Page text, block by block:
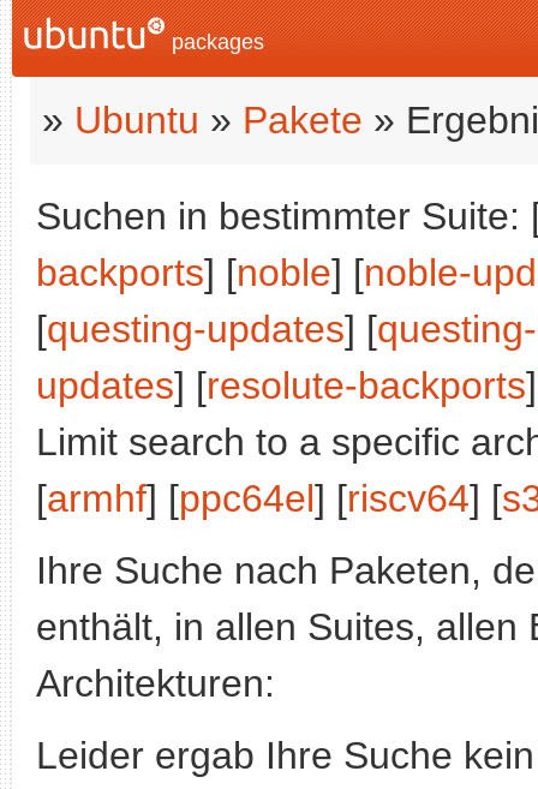
packages
» Ubuntu » Pakete »
Suchen in bestimmter Suite:
backports] [noble] [noble-
[questing-updates] [
updates] [resolute-backports
Limit search to a specific
[armhf] [ppc64el] [riscv64] [
Ihre Suche nach Paketen,
enthält, in allen Suites, allen
Architekturen:
Leider ergab Ihre Suche